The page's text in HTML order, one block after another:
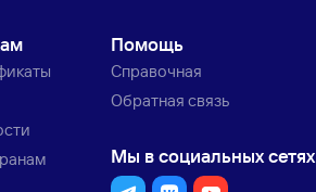
Помощь
Справочная
Обратная связь
Мы в социальных сетях